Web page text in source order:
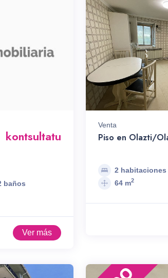
kontsultatu
baños
Ver más
Venta
Piso en Olazti/
2 habitaciones
64 m2